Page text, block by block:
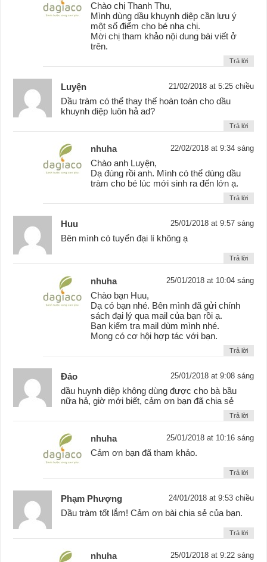
Chào chị Thanh Thu,
Mình dùng dầu khuynh diệp cần lưu ý
một số điểm cho bé nha chị.
Mời chị tham khảo nội dung bài viết ở
trên.
Trả lời
Luyện 21/02/2018 at 5:25 chiều
Dầu tràm có thể thay thế hoàn toàn cho dầu
khuynh diệp luôn hả ad?
Trả lời
nhuha 22/02/2018 at 9:34 sáng
Chào anh Luyện,
Dạ đúng rồi anh. Mình có thể dùng dầu
tràm cho bé lúc mới sinh ra đến lớn ạ.
Trả lời
Huu 25/01/2018 at 9:57 sáng
Bên mình có tuyển đại lí không ạ
Trả lời
nhuha 25/01/2018 at 10:04 sáng
Chào bạn Huu,
Dạ có bạn nhé. Bên mình đã gửi chính
sách đại lý qua mail của bạn rồi ạ.
Bạn kiểm tra mail dùm mình nhé.
Mong có cơ hội hợp tác với bạn.
Trả lời
Đảo 25/01/2018 at 9:08 sáng
dầu huynh diệp không dùng được cho bà bầu
nữa hả, giờ mới biết, cảm ơn bạn đã chia sẻ
Trả lời
nhuha 25/01/2018 at 10:16 sáng
Cảm ơn bạn đã tham khảo.
Trả lời
Phạm Phượng 24/01/2018 at 9:53 chiều
Dầu tràm tốt lắm! Cảm ơn bài chia sẻ của bạn.
Trả lời
nhuha 25/01/2018 at 9:22 sáng